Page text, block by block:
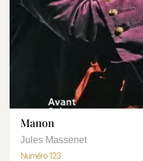
Manon
Jules Massenet
Numéro 123